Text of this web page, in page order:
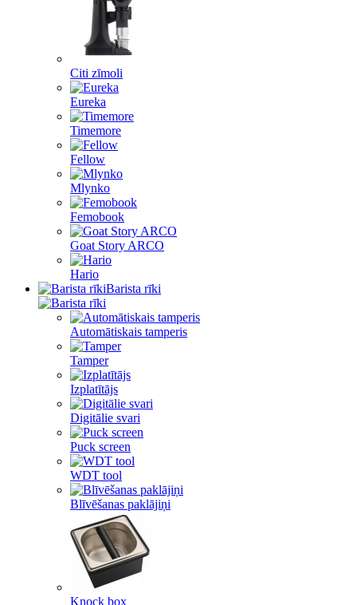
Citi zīmoli
Eureka
Timemore
Fellow
Mlynko
Femobook
Goat Story ARCO
Hario
Barista rīki
Automātiskais tamperis
Tamper
Izplatītājs
Digitālie svari
Puck screen
WDT tool
Blīvēšanas paklājiņi
Knock box